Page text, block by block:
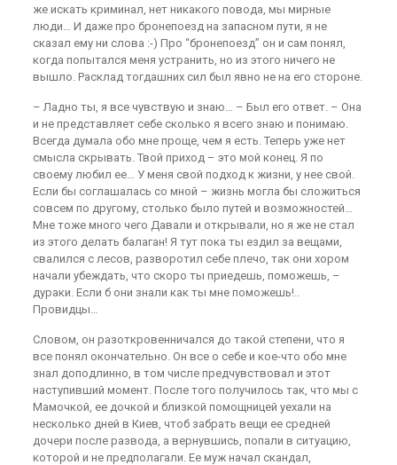
же искать криминал, нет никакого повода, мы мирные
люди… И даже про бронепоезд на запасном пути, я не
сказал ему ни слова :-) Про “бронепоезд” он и сам понял,
когда попытался меня устранить, но из этого ничего не
вышло. Расклад тогдашних сил был явно не на его стороне.
– Ладно ты, я все чувствую и знаю… – Был его ответ. – Она
и не представляет себе сколько я всего знаю и понимаю.
Всегда думала обо мне проще, чем я есть. Теперь уже нет
смысла скрывать. Твой приход – это мой конец. Я по
своему любил ее… У меня свой подход к жизни, у нее свой.
Если бы соглашалась со мной – жизнь могла бы сложиться
совсем по другому, столько было путей и возможностей…
Мне тоже много чего Давали и открывали, но я же не стал
из этого делать балаган! Я тут пока ты ездил за вещами,
свалился с лесов, разворотил себе плечо, так они хором
начали убеждать, что скоро ты приедешь, поможешь, –
дураки. Если б они знали как ты мне поможешь!..
Провидцы…
Словом, он разоткровенничался до такой степени, что я
все понял окончательно. Он все о себе и кое-что обо мне
знал доподлинно, в том числе предчувствовал и этот
наступивший момент. После того получилось так, что мы с
Мамочкой, ее дочкой и близкой помощницей уехали на
несколько дней в Киев, чтоб забрать вещи ее средней
дочери после развода, а вернувшись, попали в ситуацию,
которой и не предполагали. Ее муж начал скандал,